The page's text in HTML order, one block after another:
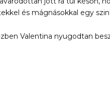
és mágnásokkal egy
Valentina nyugodtan